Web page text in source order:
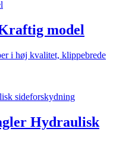
model
i høj kvalitet, klippebrede
Hydraulisk